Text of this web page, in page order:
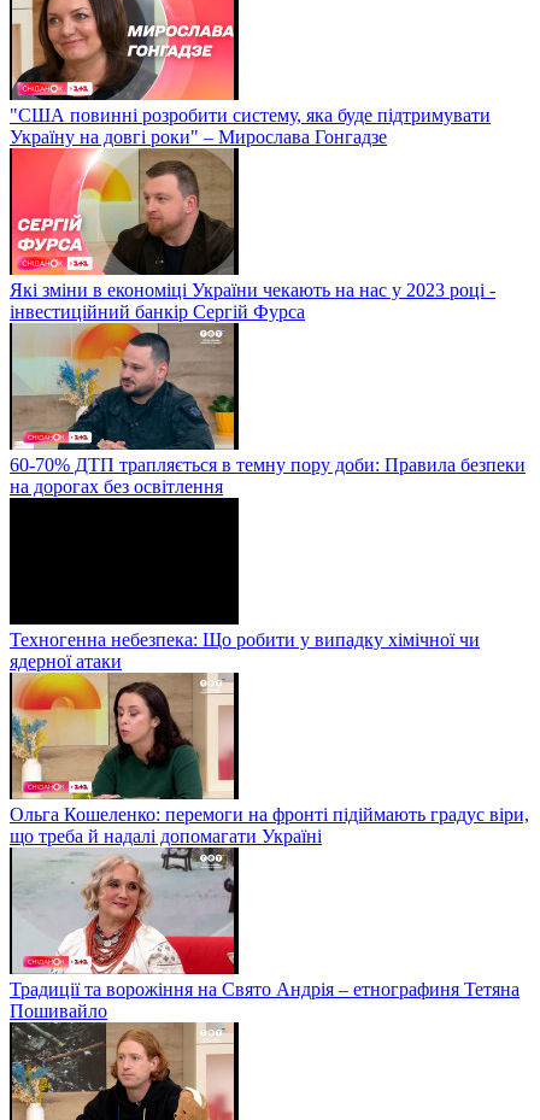
"США повинні розробити систему, яка буде підтримувати
Україну на довгі роки" – Мирослава Гонгадзе
Які зміни в економіці України чекають на нас у 2023 році -
інвестиційний банкір Сергій Фурса
60-70% ДТП трапляється в темну пору доби: Правила безпеки
на дорогах без освітлення
Техногенна небезпека: Що робити у випадку хімічної чи
ядерної атаки
Ольга Кошеленко: перемоги на фронті підіймають градус віри,
що треба й надалі допомагати Україні
Традиції та ворожіння на Свято Андрія – етнографиня Тетяна
Пошивайло